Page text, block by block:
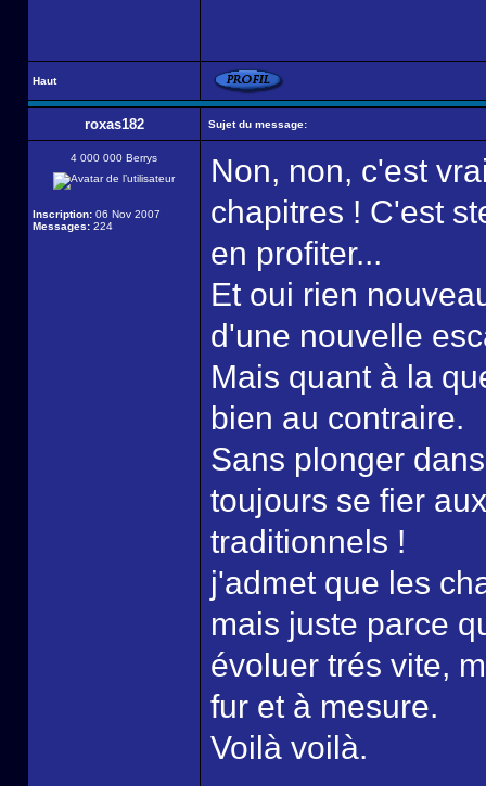
Haut
roxas182 Sujet du message:
4 000 000 Berrys
Inscription: 06 Nov 2007
Messages: 224
Non, non, c'est
chapitres ! C'est
en profiter...
Et oui rien
d'une nouvelle
Mais quant à la
bien au contraire.
Sans plonger
toujours se fier
traditionnels !
j'admet que les
mais juste parce
évoluer trés vite,
fur et à mesure.
Voilà voilà.